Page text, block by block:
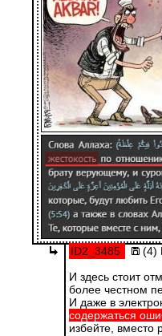
ID2_3485 (4)
И здесь стоит
более честном
И даже в
содержаться
избейте, вместо